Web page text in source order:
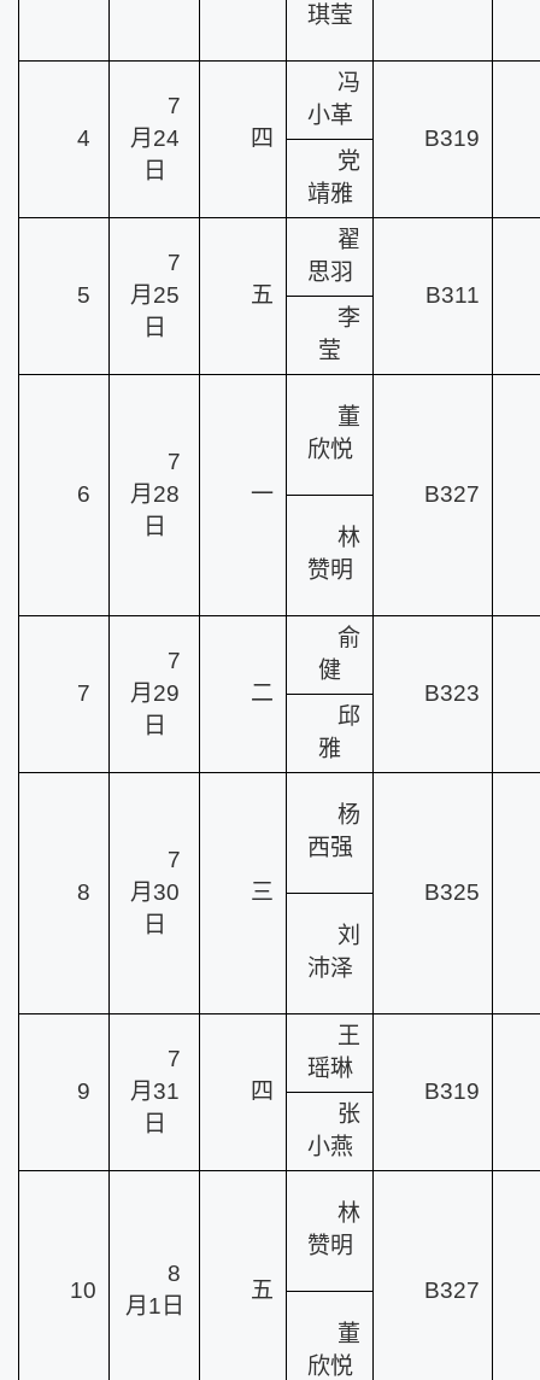
琪莹
4
7
月24
日
四
冯
小革
B319
党
靖雅
5
7
月25
日
五
翟
思羽
B311
李
莹
6
7
月28
日
一
董
欣悦
B327
林
赞明
7
7
月29
日
二
俞
健
B323
邱
雅
8
7
月30
日
三
杨
西强
B325
刘
沛泽
9
7
月31
日
四
王
瑶琳
B319
张
小燕
10
8
月1日
五
林
赞明
B327
董
欣悦